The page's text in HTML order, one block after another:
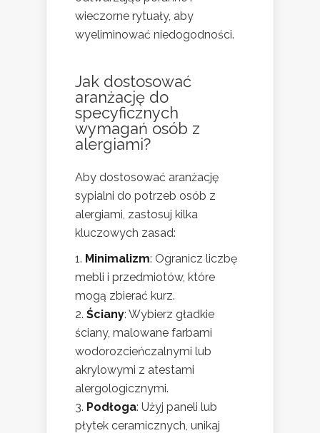
wieczorne rytuały, aby
wyeliminować niedogodności.
Jak dostosować
aranżację do
specyficznych
wymagań osób z
alergiami?
Aby dostosować aranżację
sypialni do potrzeb osób z
alergiami, zastosuj kilka
kluczowych zasad:
Minimalizm: Ogranicz liczbę
mebli i przedmiotów, które
mogą zbierać kurz.
Ściany: Wybierz gładkie
ściany, malowane farbami
wodorozcieńczalnymi lub
akrylowymi z atestami
alergologicznymi.
Podłoga: Użyj paneli lub
płytek ceramicznych, unikaj